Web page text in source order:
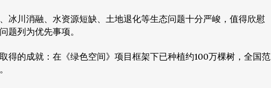
冰川消融、水资源短缺、土地退化等生态问题十分严峻，值得欣慰
题列为优先事项。
得的成就：在《绿色空间》项目框架下已种植约100万棵树，全国范